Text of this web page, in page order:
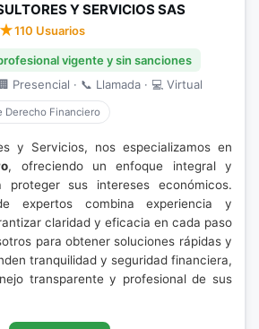
Y SERVICIOS SAS
110 Usuarios
vigente y sin sanciones
Presencial · 📞 Llamada · 💻 Virtual
Derecho Financiero
y Servicios, nos especializamos en
, ofreciendo un enfoque integral y
proteger sus intereses económicos.
expertos combina experiencia y
claridad y eficacia en cada paso
para obtener soluciones rápidas y
tranquilidad y seguridad financiera,
transparente y profesional de sus